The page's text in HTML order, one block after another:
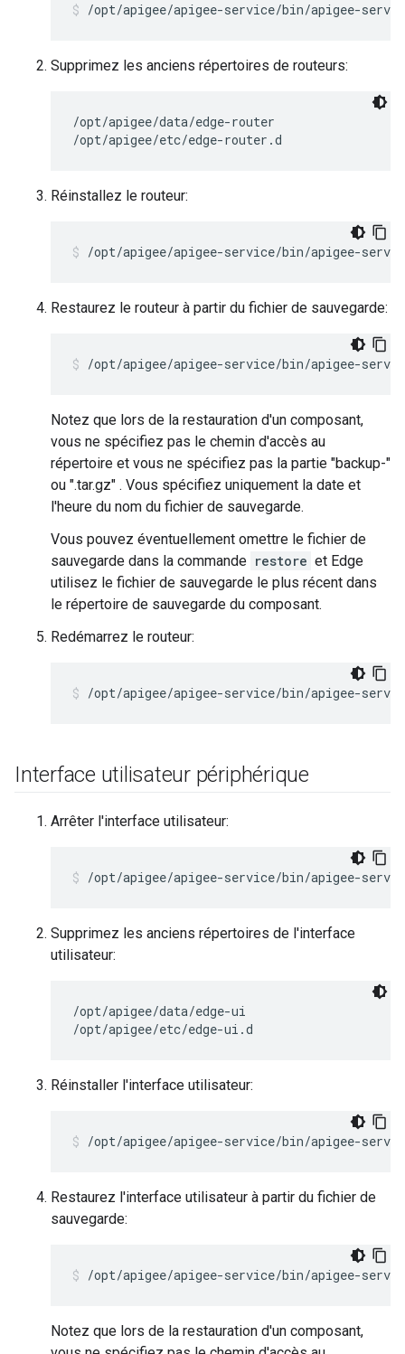
/opt/apigee/apigee-service/bin/apigee-
Supprimez les anciens répertoires de routeurs:
/opt/apigee/data/edge-router
/opt/apigee/etc/edge-router.d
Réinstallez le routeur:
/opt/apigee/apigee-service/bin/apigee-
Restaurez le routeur à partir du fichier de sauvegarde:
/opt/apigee/apigee-service/bin/apigee-
Notez que lors de la restauration d'un composant,
vous ne spécifiez pas le chemin d'accès au
répertoire et vous ne spécifiez pas la partie "backup-"
ou ".tar.gz" . Vous spécifiez uniquement la date et
l'heure du nom du fichier de sauvegarde.
Vous pouvez éventuellement omettre le fichier de
sauvegarde dans la commande restore et Edge
utilisez le fichier de sauvegarde le plus récent dans
le répertoire de sauvegarde du composant.
Redémarrez le routeur:
/opt/apigee/apigee-service/bin/apigee-
Interface utilisateur périphérique
Arrêter l'interface utilisateur:
/opt/apigee/apigee-service/bin/apigee-
Supprimez les anciens répertoires de l'interface
utilisateur:
/opt/apigee/data/edge-ui
/opt/apigee/etc/edge-ui.d
Réinstaller l'interface utilisateur:
/opt/apigee/apigee-service/bin/apigee-
Restaurez l'interface utilisateur à partir du fichier de
sauvegarde:
/opt/apigee/apigee-service/bin/apigee-
Notez que lors de la restauration d'un composant,